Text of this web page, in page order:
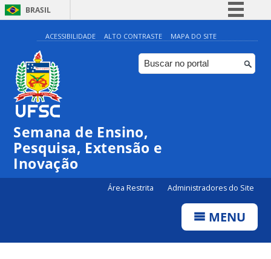
BRASIL
Simplifique!
Comunica BR
Participe
ACESSIBILIDADE ALTO CONTRASTE MAPA DO SITE
Semana de Ensino,
Pesquisa, Extensão e
Inovação
Área Restrita Administradores do Site
MENU